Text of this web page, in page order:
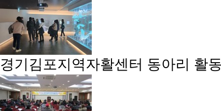
경기김포지역자활센터 동아리 활